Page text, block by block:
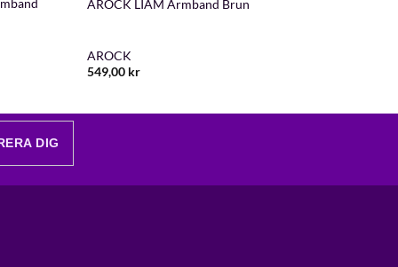
AROCK LIAM Armband Brun
AROCK
549,00 kr
DIG